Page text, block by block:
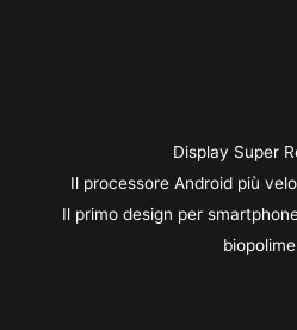
Display Super
Il processore Android più
Il primo design per